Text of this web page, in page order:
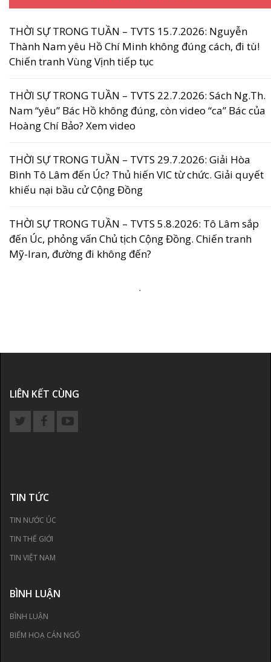
THỜI SỰ TRONG TUẦN – TVTS 15.7.2026: Nguyễn
Thành Nam yêu Hồ Chí Minh không đúng cách, đi tù!
Chiến tranh Vùng Vịnh tiếp tục
THỜI SỰ TRONG TUẦN – TVTS 22.7.2026: Sách Ng.Th.
Nam “yêu” Bác Hồ không đúng, còn video “ca” Bác của
Hoàng Chí Bảo? Xem video
THỜI SỰ TRONG TUẦN – TVTS 29.7.2026: Giải Hòa
Bình Tô Lâm đến Úc? Thủ hiến VIC từ chức. Giải quyết
khiếu nại bầu cử Cộng Đồng
THỜI SỰ TRONG TUẦN – TVTS 5.8.2026: Tô Lâm sắp
đến Úc, phỏng vấn Chủ tịch Cộng Đồng. Chiến tranh
Mỹ-Iran, đường đi không đến?
.
LIÊN KẾT CÙNG
TIN TỨC
TIN NƯỚC ÚC
TIN THẾ GIỚI
TIN VIỆT NAM
BÌNH LUẬN
BÌNH LUẬN
BIẾM HOẠ CÁN NGỐ